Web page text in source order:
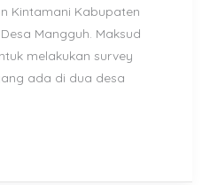
Kintamani Kabupaten
Mangguh. Maksud
melakukan survey
ada di dua desa